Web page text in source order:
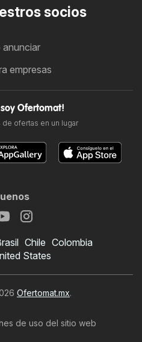
socios
anunciar
empresas
Ofertomat!
ofertas en un lugar
Chile Colombia
States
Ofertomat.mx.
de uso del sitio web